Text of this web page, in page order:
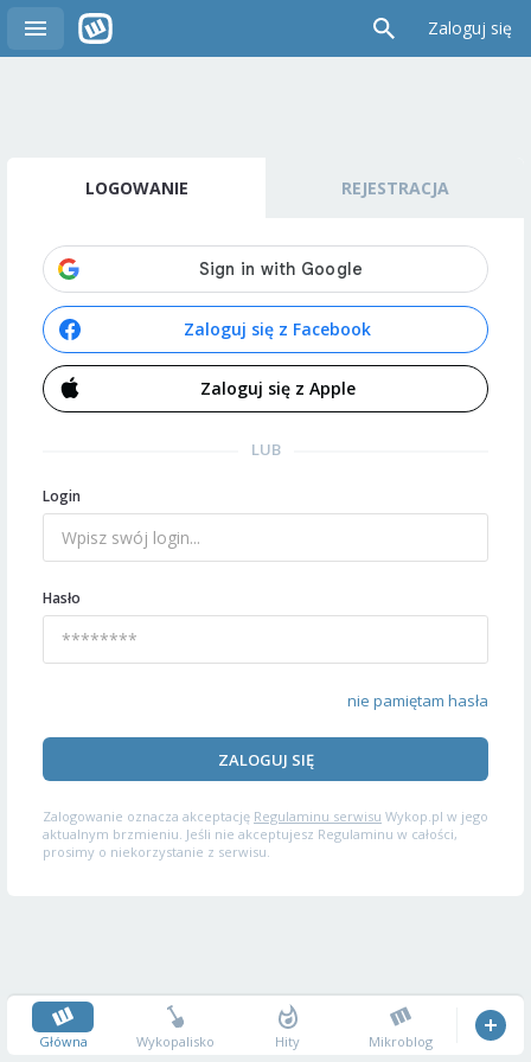
Zaloguj się
LOGOWANIE REJESTRACJA
Zaloguj się z Facebook
Zaloguj się z Apple
LUB
Login
Hasło
nie pamiętam hasła
ZALOGUJ SIĘ
Zalogowanie oznacza akceptację Regulaminu serwisu Wykop.pl w jego
aktualnym brzmieniu. Jeśli nie akceptujesz Regulaminu w całości,
prosimy o niekorzystanie z serwisu.
Główna Wykopalisko Hity Mikroblog